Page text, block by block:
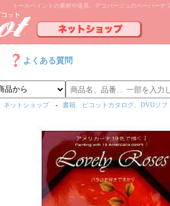
トールペイントの素材や道具、デコパージュのペーパー
よくある質問
ネットショップ - 書籍、ピコットカタログ、DVDソフ